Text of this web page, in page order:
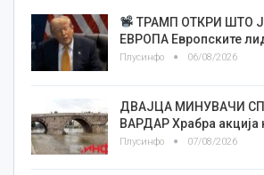
ТРАМП ОТКРИ ШТО
ЕВРОПА Европските
Плусинфо 06/08/2026
ДВАЈЦА МИНУВАЧИ
ВАРДАР Храбра акција
Плусинфо 07/08/2026